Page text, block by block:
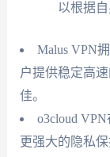
以根据自
Malus VPN
户提供稳定高
佳。
o3cloud
更强大的隐私